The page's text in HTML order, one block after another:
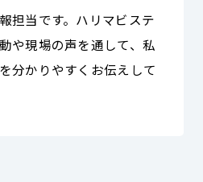
担当です。ハリマビステ
や現場の声を通して、私
分かりやすくお伝えして